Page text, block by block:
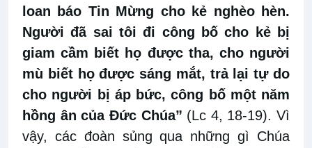
loan báo Tin Mừng cho kẻ nghèo hèn.
Người đã sai tôi đi công bố cho kẻ bị
giam cầm biết họ được tha, cho người
mù biết họ được sáng mắt, trả lại tự do
cho người bị áp bức, công bố một năm
hồng ân của Đức Chúa” (Lc 4, 18-19). Vì
vậy, các đoàn sủng qua những gì Chúa